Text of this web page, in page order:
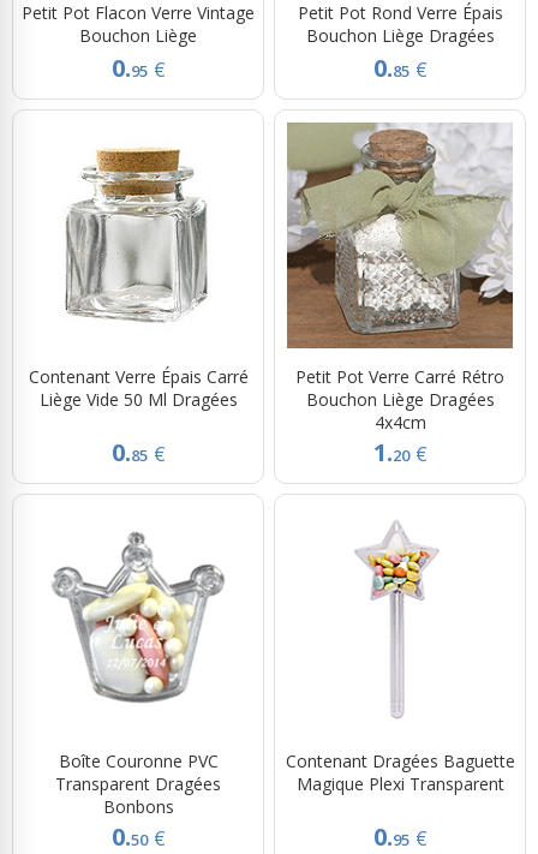
Petit Pot Flacon Verre Vintage
Bouchon Liège
0.95 €
Petit Pot Rond Verre Épais
Bouchon Liège Dragées
0.85 €
Contenant Verre Épais Carré
Liège Vide 50 Ml Dragées
0.85 €
Petit Pot Verre Carré Rétro
Bouchon Liège Dragées
4x4cm
1.20 €
Boîte Couronne PVC
Transparent Dragées
Bonbons
0.50 €
Contenant Dragées Baguette
Magique Plexi Transparent
0.95 €